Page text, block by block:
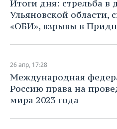
Итоги дня: стрельба в
Ульяновской области,
«ОБИ», взрывы в
26 апр, 17:28
Международная
Россию права на
мира 2023 года